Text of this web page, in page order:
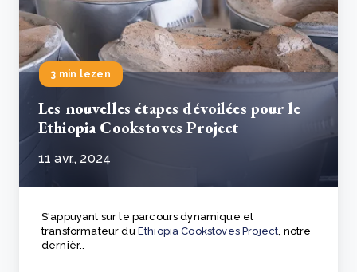
3 min lezen
Les nouvelles étapes dévoilées pour le
Ethiopia Cookstoves Project
11 avr., 2024
S'appuyant sur le parcours dynamique et
transformateur du Ethiopia Cookstoves Project, notre
dernièr..